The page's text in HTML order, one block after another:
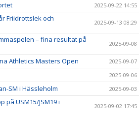
2025-09-22 14:55
Friidrottslek och
2025-09-13 08:29
– fina resultat på
2025-09-08
Athletics Masters Open 2025-09-07
2025-09-06
SM i Hässleholm 2025-09-03
på USM15/JSM19 i
2025-09-02 17:45